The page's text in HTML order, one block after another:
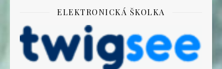
ELEKTRONICKÁ ŠKOLKA